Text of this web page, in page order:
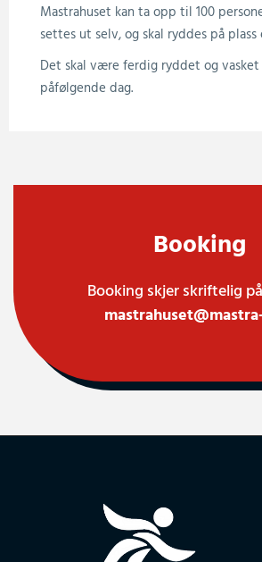
Mastrahuset kan ta opp til 100
settes ut selv, og skal ryddes på
Det skal være ferdig ryddet og vasket
påfølgende dag.
Booking
Booking skjer skriftelig